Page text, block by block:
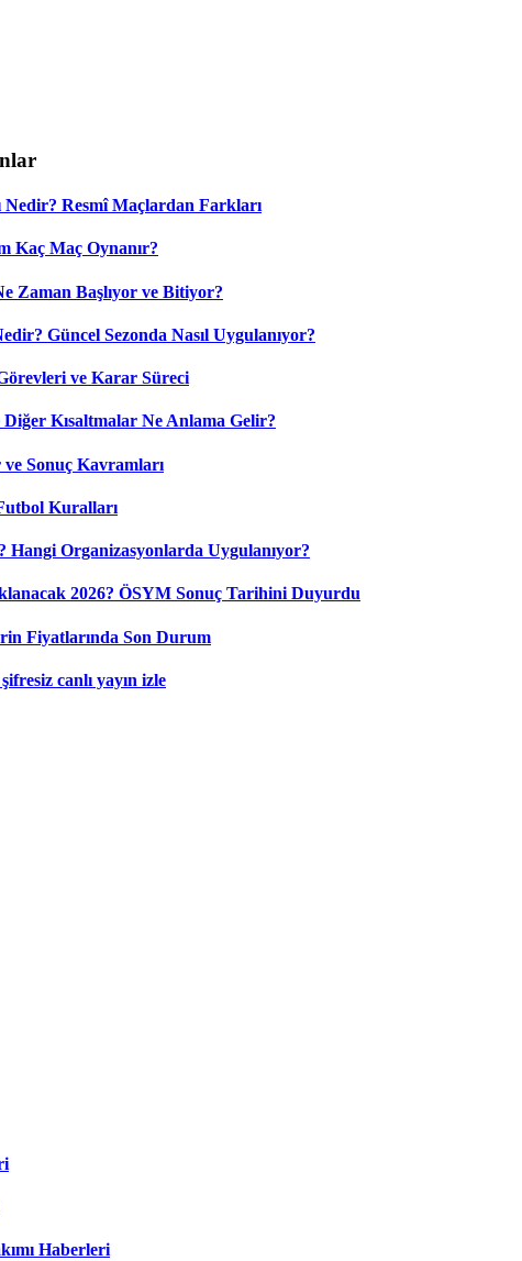
Nedir? Resmî Maçlardan Farkları
Kaç Maç Oynanır?
Zaman Başlıyor ve Bitiyor?
Güncel Sezonda Nasıl Uygulanıyor?
ve Karar Süreci
Kısaltmalar Ne Anlama Gelir?
Sonuç Kavramları
Kuralları
Hangi Organizasyonlarda Uygulanıyor?
2026? ÖSYM Sonuç Tarihini Duyurdu
Fiyatlarında Son Durum
canlı yayın izle
Haberleri